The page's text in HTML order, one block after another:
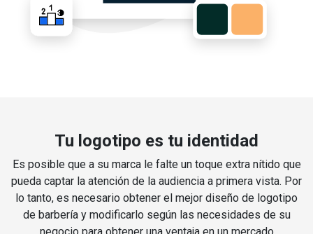
Tu logotipo es tu identidad
Es posible que a su marca le falte un toque extra nítido que
pueda captar la atención de la audiencia a primera vista. Por
lo tanto, es necesario obtener el mejor diseño de logotipo
de barbería y modificarlo según las necesidades de su